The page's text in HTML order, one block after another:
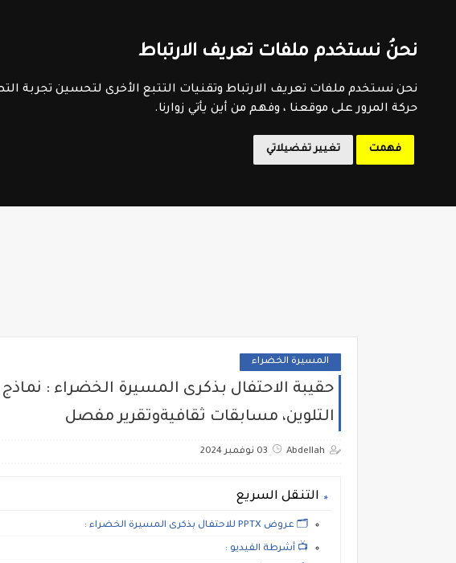
نحنُ نستخدم ملفات تعريف الارتباط
نحن نستخدم ملفات تعريف الارتباط وتقنيات التتبع الأخرى لتحسين تجربة
حركة المرور على موقعنا ، وفهم من أين يأتي زوارنا.
فهمت تغيير تفضيلاتي
المسيرة الخضراء
حقيبة الاحتفال بذكرى المسيرة الخضراء :
التلوين، مسابقات ثقافيةوتقرير مفصل
Abdellah 03 نوفمبر 2024
التنقل السريع
🗂️ عروض PPTX للاحتفال بذكرى المسيرة الخضراء :
📺 أشرطة الفيديو :